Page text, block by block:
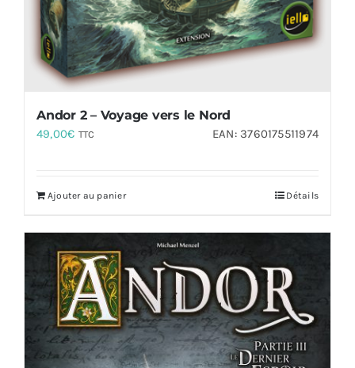
Andor 2 – Voyage vers le Nord
49,00€ TTC EAN:3760175511974
Ajouter au panier Détails